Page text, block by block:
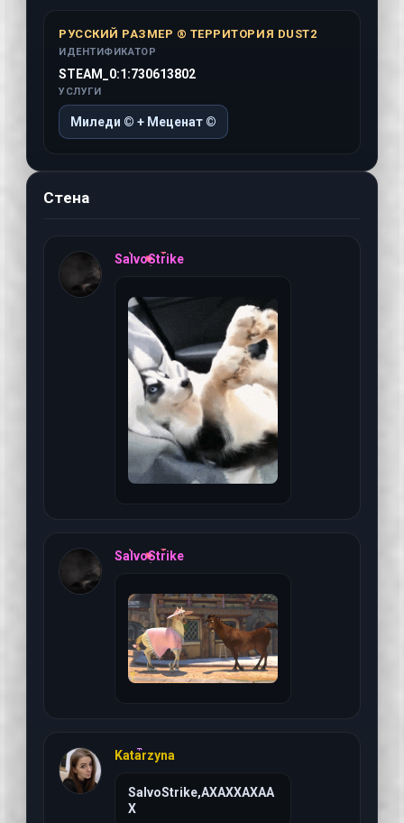
РУССКИЙ РАЗМЕР ® ТЕРРИТОРИЯ DUST2
ИДЕНТИФИКАТОР
STEAM_0:1:730613802
УСЛУГИ
Миледи © + Меценат ©
Стена
SalvoStrike
SalvoStrike
Katarzyna
SalvoStrike,АХАХХАХАА
Х